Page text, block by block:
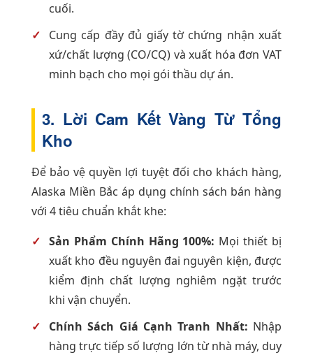
cuối.
Cung cấp đầy đủ giấy tờ chứng nhận xuất
xứ/chất lượng (CO/CQ) và xuất hóa đơn VAT
minh bạch cho mọi gói thầu dự án.
3. Lời Cam Kết Vàng Từ Tổng
Kho
Để bảo vệ quyền lợi tuyệt đối cho khách hàng,
Alaska Miền Bắc áp dụng chính sách bán hàng
với 4 tiêu chuẩn khắt khe:
Sản Phẩm Chính Hãng 100%: Mọi thiết bị
xuất kho đều nguyên đai nguyên kiện, được
kiểm định chất lượng nghiêm ngặt trước
khi vận chuyển.
Chính Sách Giá Cạnh Tranh Nhất: Nhập
hàng trực tiếp số lượng lớn từ nhà máy, duy